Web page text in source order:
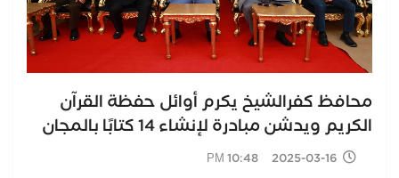
محافظ كفرالشيخ يكرم أوائل حفظة القرآن
الكريم ويدشن مبادرة لإنشاء 14 كتابًا بالمجان
2025-03-16 10:48 PM